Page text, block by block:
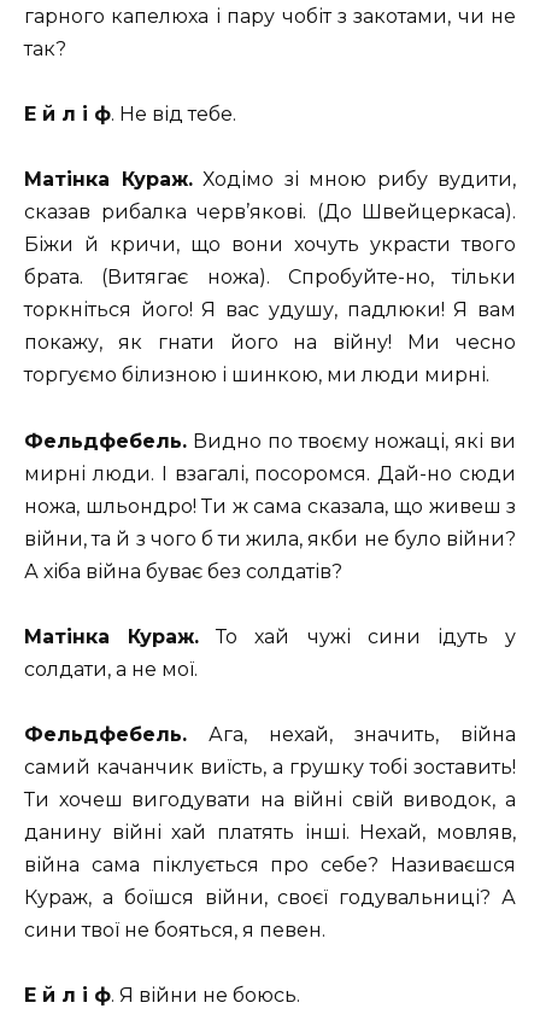
гарного капелюха і пару чобіт з закотами, чи не
так?
Е й л і ф. Не від тебе.
Матінка Кураж.Ходімо зі мною рибу вудити,
сказав рибалка черв’якові. (До Швейцеркаса).
Біжи й кричи, що вони хочуть украсти твого
брата. (Витягає ножа). Спробуйте-но, тільки
торкніться його! Я вас удушу, падлюки! Я вам
покажу, як гнати його на війну! Ми чесно
торгуємо білизною і шинкою, ми люди мирні.
Фельдфебель. Видно по твоєму ножаці, які ви
мирні люди. І взагалі, посоромся. Дай-но сюди
ножа, шльондро! Ти ж сама сказала, що живеш з
війни, та й з чого б ти жила, якби не було війни?
А хіба війна буває без солдатів?
Матінка Кураж. То хай чужі сини ідуть у
солдати, а не мої.
Фельдфебель. Ага, нехай, значить, війна
самий качанчик виїсть, а грушку тобі зоставить!
Ти хочеш вигодувати на війні свій виводок, а
данину війні хай платять інші. Нехай, мовляв,
війна сама піклується про себе? Називаєшся
Кураж, а боїшся війни, своєї годувальниці? А
сини твої не бояться, я певен.
Е й л і ф. Я війни не боюсь.